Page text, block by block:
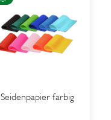
Seidenpapier farbig